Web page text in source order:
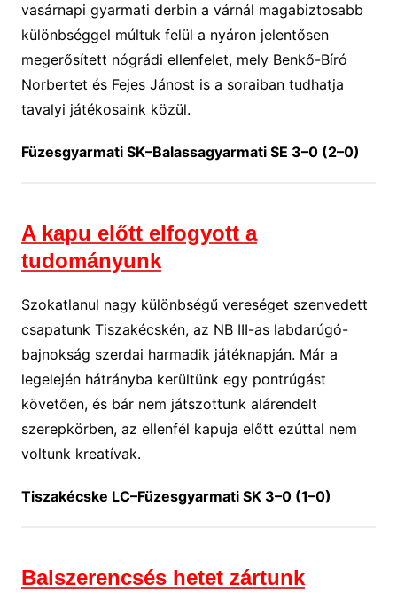
vasárnapi gyarmati derbin a várnál magabiztosabb
különbséggel múltuk felül a nyáron jelentősen
megerősített nógrádi ellenfelet, mely Benkő-Bíró
Norbertet és Fejes Jánost is a soraiban tudhatja
tavalyi játékosaink közül.
Füzesgyarmati SK–Balassagyarmati SE 3–0 (2–0)
A kapu előtt elfogyott a
tudományunk
Szokatlanul nagy különbségű vereséget szenvedett
csapatunk Tiszakécskén, az NB III-as labdarúgó-
bajnokság szerdai harmadik játéknapján. Már a
legelején hátrányba kerültünk egy pontrúgást
követően, és bár nem játszottunk alárendelt
szerepkörben, az ellenfél kapuja előtt ezúttal nem
voltunk kreatívak.
Tiszakécske LC–Füzesgyarmati SK 3–0 (1–0)
Balszerencsés hetet zártunk